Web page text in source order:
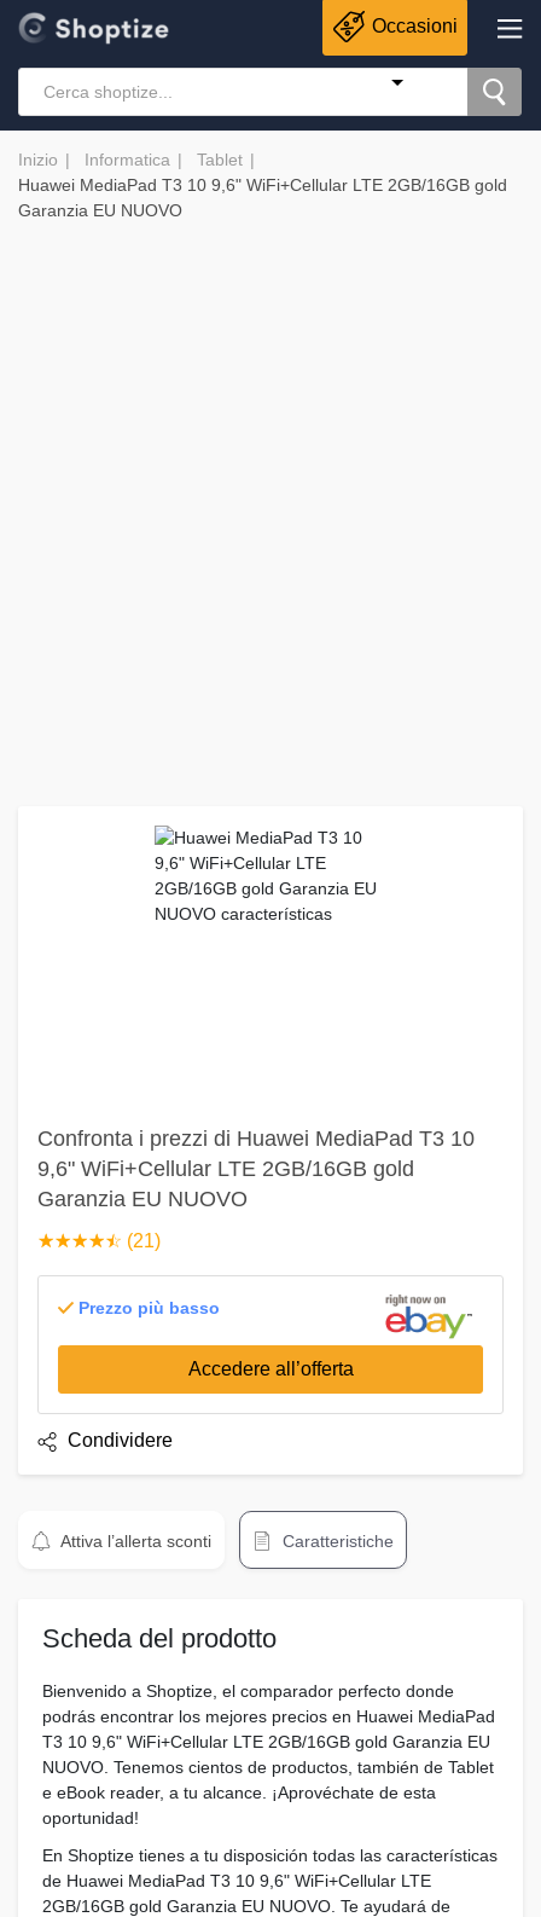
Occasioni
Inizio Informatica
Tablet
Huawei MediaPad T3 10 9,6" WiFi+Cellular LTE 2GB/16GB gold
Garanzia EU NUOVO
Confronta i prezzi di Huawei MediaPad T3 10
9,6" WiFi+Cellular LTE 2GB/16GB gold
Garanzia EU NUOVO
☆☆☆☆☆
★★★★★ (21)
Prezzo più basso
Accedere all’offerta
Condividere
Attiva l’allerta sconti Caratteristiche
Scheda del prodotto
Bienvenido a Shoptize, el comparador perfecto donde
podrás encontrar los mejores precios en Huawei MediaPad
T3 10 9,6" WiFi+Cellular LTE 2GB/16GB gold Garanzia EU
NUOVO. Tenemos cientos de productos, también de Tablet
e eBook reader, a tu alcance. ¡Aprovéchate de esta
oportunidad!
En Shoptize tienes a tu disposición todas las características
de Huawei MediaPad T3 10 9,6" WiFi+Cellular LTE
2GB/16GB gold Garanzia EU NUOVO. Te ayudará de